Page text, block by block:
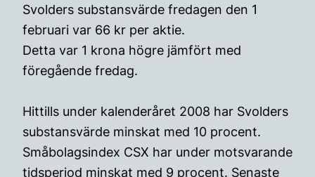
Svolders substansvärde fredagen den 1
februari var 66 kr per aktie.
Detta var 1 krona högre jämfört med
föregående fredag.
Hittills under kalenderåret 2008 har Svolders
substansvärde minskat med 10 procent.
Småbolagsindex CSX har under motsvarande
tidsperiod minskat med 9 procent. Senaste